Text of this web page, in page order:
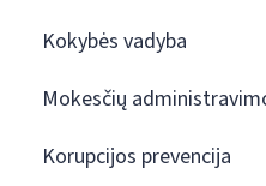
Kokybės vadyba
Mokesčių
Korupcijos prevencija